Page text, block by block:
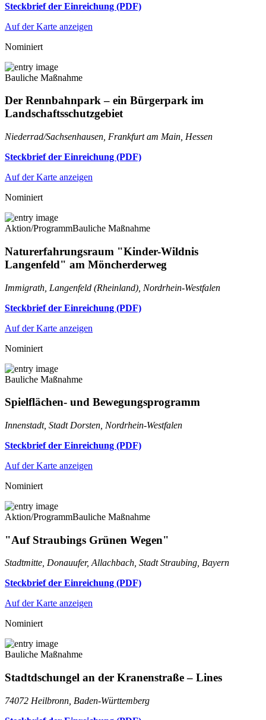
Steckbrief der Einreichung (PDF)
Auf der Karte anzeigen
Nominiert
Bauliche Maßnahme
Der Rennbahnpark – ein Bürgerpark im
Landschaftsschutzgebiet
Niederrad/Sachsenhausen, Frankfurt am Main, Hessen
Steckbrief der Einreichung (PDF)
Auf der Karte anzeigen
Nominiert
Aktion/ProgrammBauliche Maßnahme
Naturerfahrungsraum "Kinder-Wildnis
Langenfeld" am Möncherderweg
Immigrath, Langenfeld (Rheinland), Nordrhein-Westfalen
Steckbrief der Einreichung (PDF)
Auf der Karte anzeigen
Nominiert
Bauliche Maßnahme
Spielflächen- und Bewegungsprogramm
Innenstadt, Stadt Dorsten, Nordrhein-Westfalen
Steckbrief der Einreichung (PDF)
Auf der Karte anzeigen
Nominiert
Aktion/ProgrammBauliche Maßnahme
"Auf Straubings Grünen Wegen"
Stadtmitte, Donauufer, Allachbach, Stadt Straubing, Bayern
Steckbrief der Einreichung (PDF)
Auf der Karte anzeigen
Nominiert
Bauliche Maßnahme
Stadtdschungel an der Kranenstraße – Lines
74072 Heilbronn, Baden-Württemberg